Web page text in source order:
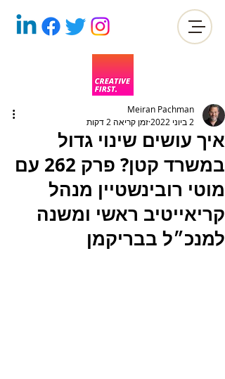
איך עושים שינוי גדול
במשרד קטן? פרק 262 עם
מוטי רובינשטיין מנהל
קריאייטיב ראשי ומשנה
למנכ״ל בבריקמן
Meiran Pachman
2 ביוני 2022
זמן קריאה 2 דקות